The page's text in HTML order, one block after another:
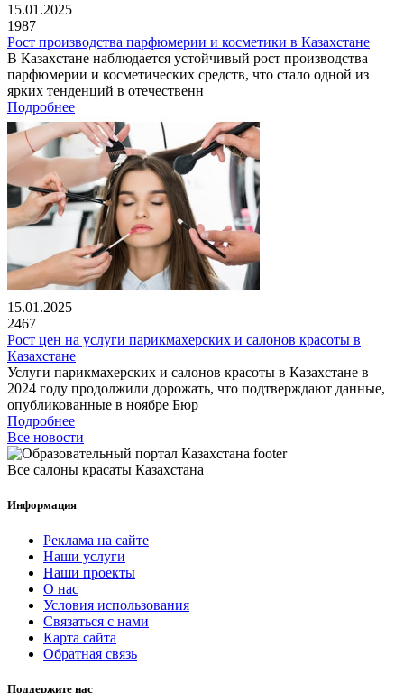
15.01.2025
1987
Рост производства парфюмерии и косметики в Казахстане
В Казахстане наблюдается устойчивый рост производства
парфюмерии и косметических средств, что стало одной из
ярких тенденций в отечественн
Подробнее
15.01.2025
2467
Рост цен на услуги парикмахерских и салонов красоты в
Казахстане
Услуги парикмахерских и салонов красоты в Казахстане в
2024 году продолжили дорожать, что подтверждают данные,
опубликованные в ноябре Бюр
Подробнее
Все новости
Все салоны красаты Казахстана
Информация
Реклама на сайте
Наши услуги
Наши проекты
О нас
Условия использования
Связаться с нами
Карта сайта
Обратная связь
Поддержите нас